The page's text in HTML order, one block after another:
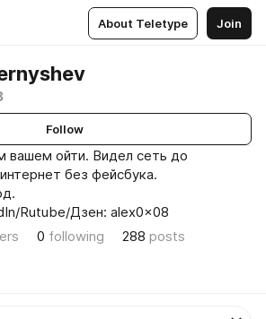
About Teletype Join
Follow
вашем ойти. Видел сеть до
без фейсбука.
Rutube/Дзен: alex0x08
0 following 288 posts